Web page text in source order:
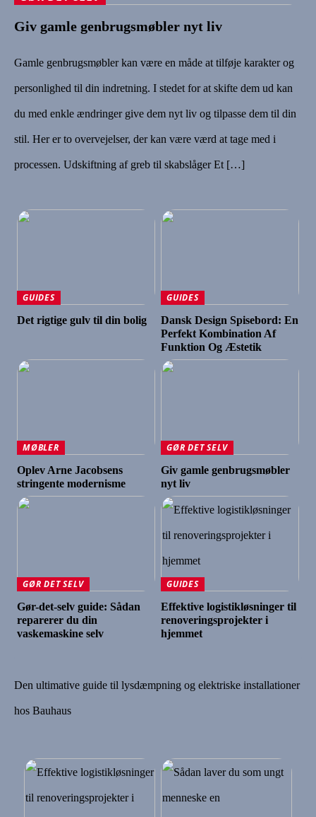
Giv gamle genbrugsmøbler nyt liv
Gamle genbrugsmøbler kan være en måde at tilføje karakter og
personlighed til din indretning. I stedet for at skifte dem ud kan
du med enkle ændringer give dem nyt liv og tilpasse dem til din
stil. Her er to overvejelser, der kan være værd at tage med i
processen. Udskiftning af greb til skabslåger Et […]
GUIDES
Det rigtige gulv til din bolig
GUIDES
Dansk Design Spisebord: En
Perfekt Kombination Af
Funktion Og Æstetik
MØBLER
Oplev Arne Jacobsens
stringente modernisme
GØR DET SELV
Giv gamle genbrugsmøbler
nyt liv
GØR DET SELV
Gør-det-selv guide: Sådan
reparerer du din
vaskemaskine selv
GUIDES
Effektive logistikløsninger til
renoveringsprojekter i
hjemmet
Den ultimative guide til lysdæmpning og elektriske installationer
hos Bauhaus